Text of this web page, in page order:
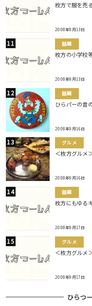
枚方で服を売
2008年9月13日
話題
枚方の小学校
2008年9月13日
話題
ひらパーの昔
2008年9月16日
グルメ
＜枚方グルメ
2008年9月16日
話題
枚方にもゆる
2008年9月17日
グルメ
＜枚方グルメ
2008年9月17日
ひらつ